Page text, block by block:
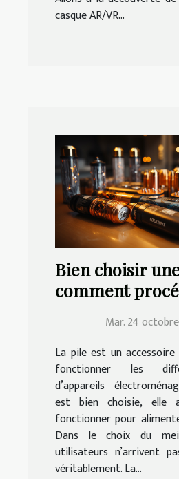
casque AR/VR...
Bien choisir
comment
Mar. 24
La pile est un
fonctionner les
d’appareils
est bien choisie, elle
fonctionner pour
Dans le choix du
utilisateurs n’arrivent
véritablement. La...